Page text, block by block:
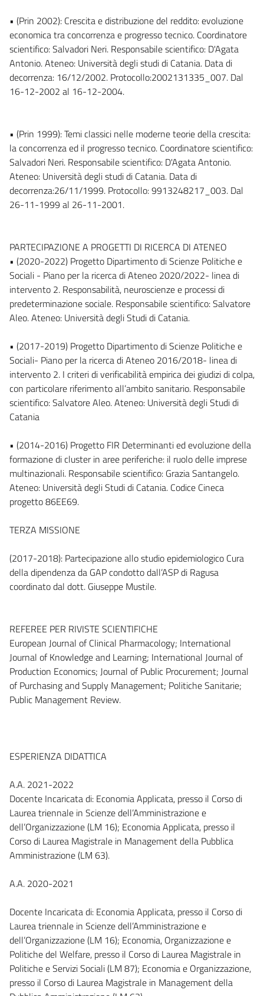
• (Prin 2002): Crescita e distribuzione del reddito: evoluzione
economica tra concorrenza e progresso tecnico. Coordinatore
scientifico: Salvadori Neri. Responsabile scientifico: D'Agata
Antonio. Ateneo: Università degli studi di Catania. Data di
decorrenza: 16/12/2002. Protocollo:2002131335_007. Dal
16-12-2002 al 16-12-2004.
• (Prin 1999): Temi classici nelle moderne teorie della crescita:
la concorrenza ed il progresso tecnico. Coordinatore scientifico:
Salvadori Neri. Responsabile scientifico: D'Agata Antonio.
Ateneo: Università degli studi di Catania. Data di
decorrenza:26/11/1999. Protocollo: 9913248217_003. Dal
26-11-1999 al 26-11-2001.
PARTECIPAZIONE A PROGETTI DI RICERCA DI ATENEO
• (2020-2022) Progetto Dipartimento di Scienze Politiche e
Sociali - Piano per la ricerca di Ateneo 2020/2022- linea di
intervento 2. Responsabilità, neuroscienze e processi di
predeterminazione sociale. Responsabile scientifico: Salvatore
Aleo. Ateneo: Università degli Studi di Catania.
• (2017-2019) Progetto Dipartimento di Scienze Politiche e
Sociali- Piano per la ricerca di Ateneo 2016/2018- linea di
intervento 2. I criteri di verificabilità empirica dei giudizi di colpa,
con particolare riferimento all’ambito sanitario. Responsabile
scientifico: Salvatore Aleo. Ateneo: Università degli Studi di
Catania
• (2014-2016) Progetto FIR Determinanti ed evoluzione della
formazione di cluster in aree periferiche: il ruolo delle imprese
multinazionali. Responsabile scientifico: Grazia Santangelo.
Ateneo: Università degli Studi di Catania. Codice Cineca
progetto 86EE69.
TERZA MISSIONE
(2017-2018): Partecipazione allo studio epidemiologico Cura
della dipendenza da GAP condotto dall’ASP di Ragusa
coordinato dal dott. Giuseppe Mustile.
REFEREE PER RIVISTE SCIENTIFICHE
European Journal of Clinical Pharmacology; International
Journal of Knowledge and Learning; International Journal of
Production Economics; Journal of Public Procurement; Journal
of Purchasing and Supply Management; Politiche Sanitarie;
Public Management Review.
ESPERIENZA DIDATTICA
A.A. 2021-2022
Docente Incaricata di: Economia Applicata, presso il Corso di
Laurea triennale in Scienze dell’Amministrazione e
dell’Organizzazione (LM 16); Economia Applicata, presso il
Corso di Laurea Magistrale in Management della Pubblica
Amministrazione (LM 63).
A.A. 2020-2021
Docente Incaricata di: Economia Applicata, presso il Corso di
Laurea triennale in Scienze dell’Amministrazione e
dell’Organizzazione (LM 16); Economia, Organizzazione e
Politiche del Welfare, presso il Corso di Laurea Magistrale in
Politiche e Servizi Sociali (LM 87); Economia e Organizzazione,
presso il Corso di Laurea Magistrale in Management della